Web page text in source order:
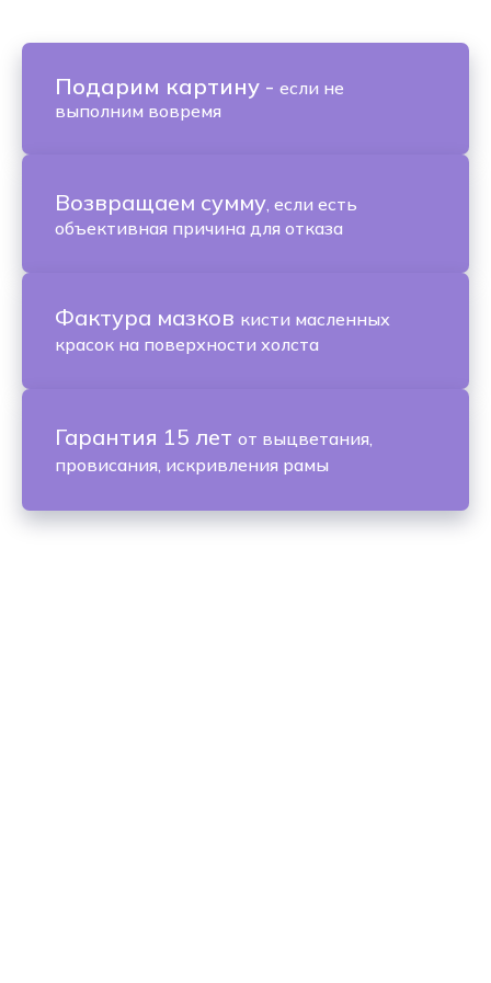
Подарим картину - если не
выполним вовремя
Возвращаем сумму, если есть
объективная причина для отказа
Фактура мазков кисти масленных
красок на поверхности холста
Гарантия 15 лет от выцветания,
провисания, искривления рамы